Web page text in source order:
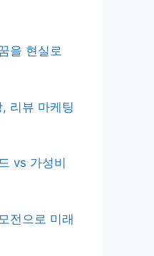
을 현실로
리뷰 마케팅
vs 가성비
전으로 미래